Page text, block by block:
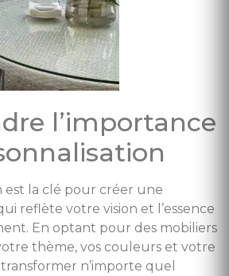
l’importance
est la clé pour créer une
reflète votre vision et l’essence
En optant pour des mobiliers
thème, vos couleurs et votre
n’importe quel